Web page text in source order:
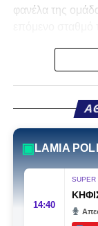
φανέλα της
Ο λόγος για
Στάγκο, οι
να ανακοινώνει
Ιδιαίτερο
Βασίλη
αρκετών ομάδων
του ήταν η
Κορίνθου να
▣LAMIA
14:40